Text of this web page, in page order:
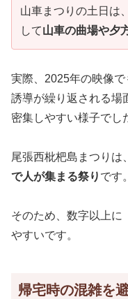
山車まつりの土日は、
して山車の曲場や夕
実際、2025年の映像
誘導が繰り返される場
密集しやすい様子でし
尾張西枇杷島まつりは
で人が集まる祭り です。
そのため、数字以上に
やすいです。
帰宅時の混雑を